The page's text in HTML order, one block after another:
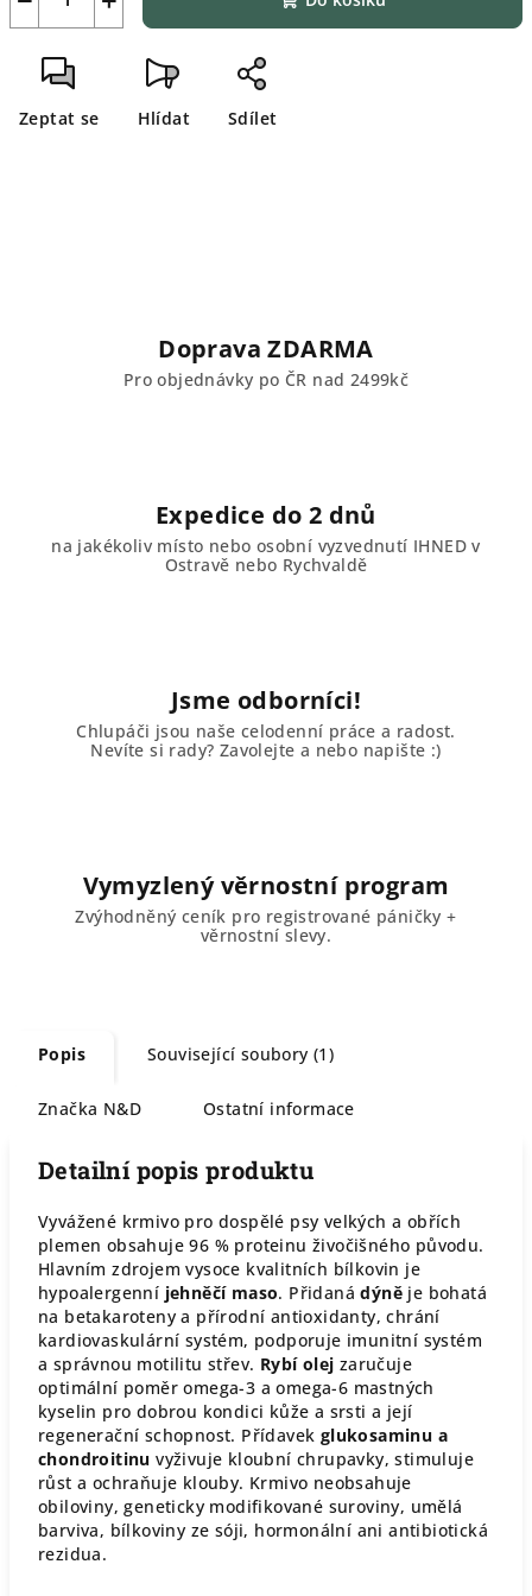
Zeptat se Hlídat Sdílet
Doprava ZDARMA
Pro objednávky po ČR nad 2499kč
Expedice do 2 dnů
na jakékoliv místo nebo osobní vyzvednutí IHNED v
Ostravě nebo Rychvaldě
Jsme odborníci!
Chlupáči jsou naše celodenní práce a radost.
Nevíte si rady? Zavolejte a nebo napište :)
Vymyzlený věrnostní program
Zvýhodněný ceník pro registrované páničky +
věrnostní slevy.
Popis Související soubory (1)
Značka N&D Ostatní informace
Detailní popis produktu
Vyvážené krmivo pro dospělé psy velkých a obřích
plemen obsahuje 96 % proteinu živočišného původu.
Hlavním zdrojem vysoce kvalitních bílkovin je
hypoalergenní jehněčí maso. Přidanádýně je bohatá
na betakaroteny a přírodní antioxidanty, chrání
kardiovaskulární systém, podporuje imunitní systém
a správnou motilitu střev. Rybí olej zaručuje
optimální poměr omega-3 a omega-6 mastných
kyselin pro dobrou kondici kůže a srsti a její
regenerační schopnost. Přídavek glukosaminu a
chondroitinu vyživuje kloubní chrupavky, stimuluje
růst a ochraňuje klouby. Krmivo neobsahuje
obiloviny, geneticky modifikované suroviny, umělá
barviva, bílkoviny ze sóji, hormonální ani antibiotická
rezidua.